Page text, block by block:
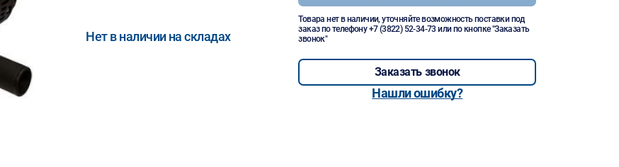
Нет в наличии на складах
Товара нет в наличии, уточняйте возможность поставки под
заказ по телефону+7 (3822) 52-34-73 или по кнопке "Заказать
звонок"
Заказать звонок
Нашли ошибку?